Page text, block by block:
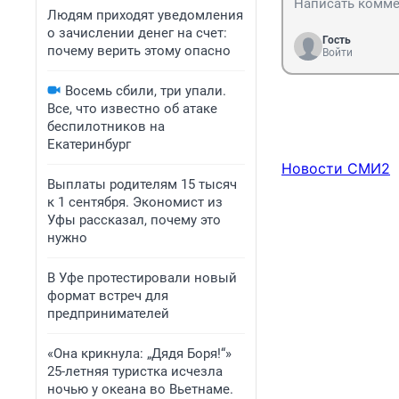
Людям приходят уведомления
о зачислении денег на счет:
почему верить этому опасно
Восемь сбили, три упали.
Все, что известно об атаке
беспилотников на
Екатеринбург
Выплаты родителям 15 тысяч
к 1 сентября. Экономист из
Уфы рассказал, почему это
нужно
В Уфе протестировали новый
формат встреч для
предпринимателей
«Она крикнула: „Дядя Боря!“»
25-летняя туристка исчезла
ночью у океана во Вьетнаме.
Гость
Войти
Новости СМИ2